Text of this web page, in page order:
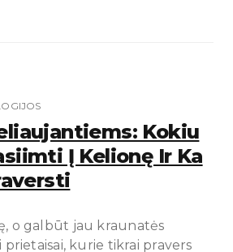
Kokiu
Į Kelionę Ir Ka
o galbūt jau kraunatės
prietaisai, kurie tikrai pravers